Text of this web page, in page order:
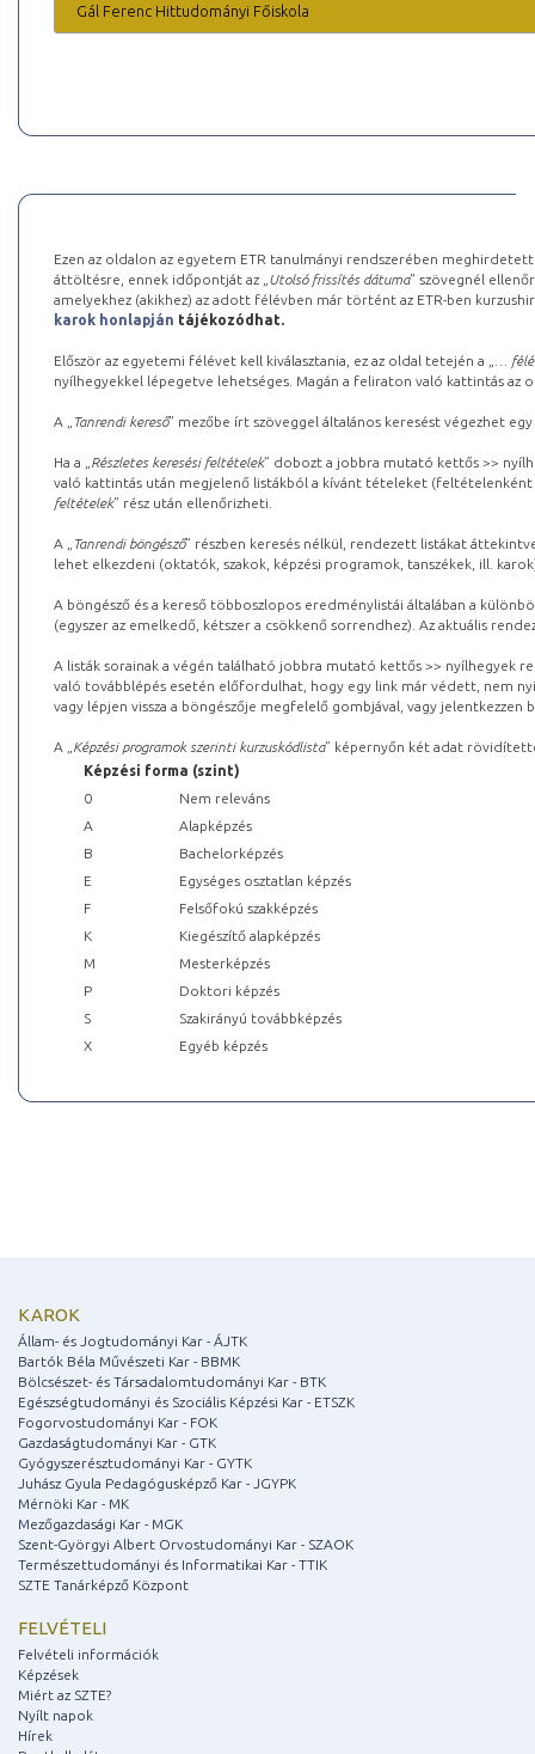
Gál Ferenc Hittudományi Főiskola
Ezen az oldalon az egyetem ETR tanulmányi rendszerében
áttöltésre, ennek időpontját az „ Utolsó frissítés dátuma” szövegnél
amelyekhez (akikhez) az adott félévben már történt az ETR-ben
karok honlapján tájékozódhat.
Először az egyetemi félévet kell kiválasztania, ez az oldal tetején a „
…
nyílhegyekkel lépegetve lehetséges. Magán a feliraton való kattintás az
A „ Tanrendi kereső” mezőbe írt szöveggel általános keresést végezhet
Ha a „ Részletes keresési feltételek” dobozt a jobbra mutató kettős >>
való kattintás után megjelenő listákból a kívánt tételeket (feltételenként
feltételek” rész után ellenőrizheti.
A „ Tanrendi böngésző” részben keresés nélkül, rendezett listákat
lehet elkezdeni (oktatók, szakok, képzési programok, tanszékek, ill.
A böngésző és a kereső többoszlopos eredménylistái általában a
(egyszer az emelkedő, kétszer a csökkenő sorrendhez). Az aktuális
A listák sorainak a végén található jobbra mutató kettős >> nyílhegyek
való továbblépés esetén előfordulhat, hogy egy link már védett, nem
vagy lépjen vissza a böngészője megfelelő gombjával, vagy
A „ Képzési programok szerinti kurzuskódlista” képernyőn két adat
Képzési forma (szint)
0
Nem releváns
A
Alapképzés
B
Bachelorképzés
E
Egységes osztatlan képzés
F
Felsőfokú szakképzés
K
Kiegészítő alapképzés
M
Mesterképzés
P
Doktori képzés
S
Szakirányú továbbképzés
X
Egyéb képzés
KAROK
Állam- és Jogtudományi Kar - ÁJTK
Bartók Béla Művészeti Kar - BBMK
Bölcsészet- és Társadalomtudományi Kar - BTK
Egészségtudományi és Szociális Képzési Kar - ETSZK
Fogorvostudományi Kar - FOK
Gazdaságtudományi Kar - GTK
Gyógyszerésztudományi Kar - GYTK
Juhász Gyula Pedagógusképző Kar - JGYPK
Mérnöki Kar - MK
Mezőgazdasági Kar - MGK
Szent-Györgyi Albert Orvostudományi Kar - SZAOK
Természettudományi és Informatikai Kar - TTIK
SZTE Tanárképző Központ
FELVÉTELI
Felvételi információk
Képzések
Miért az SZTE?
Nyílt napok
Hírek